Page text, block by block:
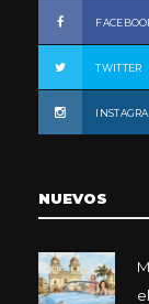
TWITTER
NUEVOS